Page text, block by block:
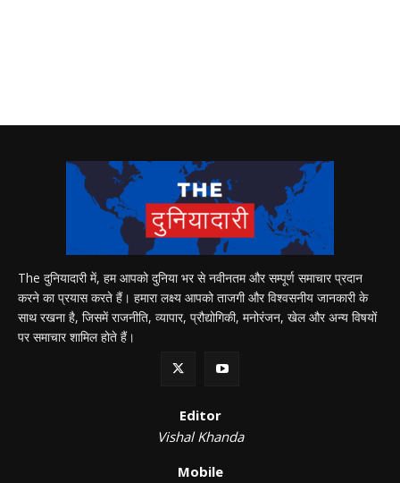
The दुनियादारी में, हम आपको दुनिया भर से नवीनतम और सम्पूर्ण समाचार प्रदान
करने का प्रयास करते हैं। हमारा लक्ष्य आपको ताजगी और विश्वसनीय जानकारी के
साथ रखना है, जिसमें राजनीति, व्यापार, प्रौद्योगिकी, मनोरंजन, खेल और अन्य विषयों
पर समाचार शामिल होते हैं।
Editor
Vishal Khanda
Mobile